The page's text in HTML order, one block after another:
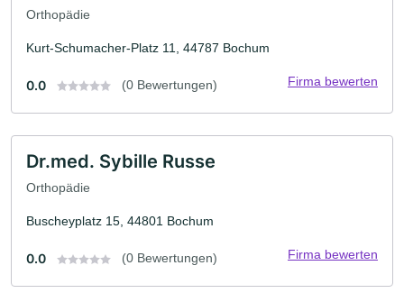
Orthopädie
Kurt-Schumacher-Platz 11, 44787 Bochum
0.0 (0 Bewertungen) Firma bewerten
Dr.med. Sybille Russe
Orthopädie
Buscheyplatz 15, 44801 Bochum
0.0 (0 Bewertungen) Firma bewerten